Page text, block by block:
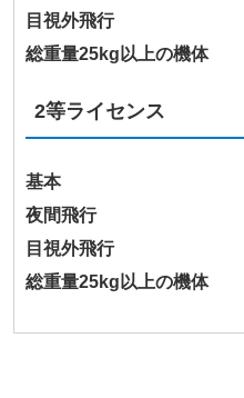
目視外飛行
総重量25kg以上の機体
2等ライセンス
基本
夜間飛行
目視外飛行
総重量25kg以上の機体